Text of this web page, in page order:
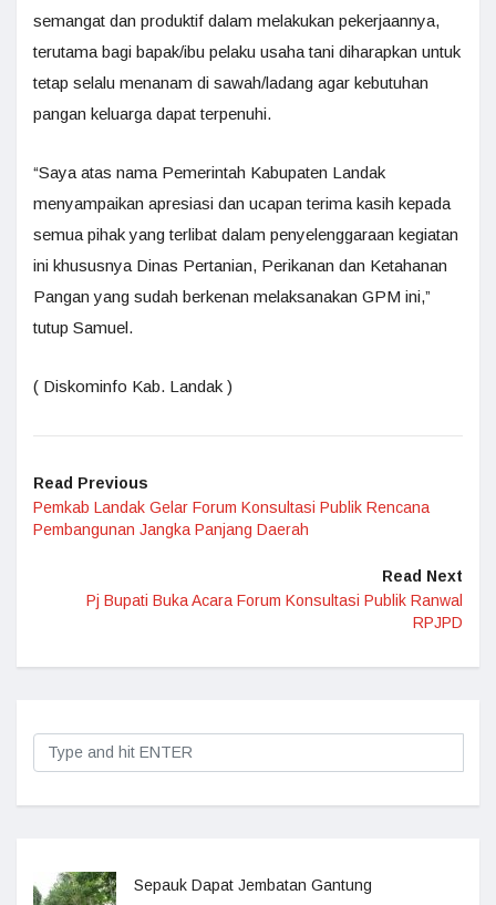
semangat dan produktif dalam melakukan pekerjaannya,
terutama bagi bapak/ibu pelaku usaha tani diharapkan untuk
tetap selalu menanam di sawah/ladang agar kebutuhan
pangan keluarga dapat terpenuhi.
“Saya atas nama Pemerintah Kabupaten Landak
menyampaikan apresiasi dan ucapan terima kasih kepada
semua pihak yang terlibat dalam penyelenggaraan kegiatan
ini khususnya Dinas Pertanian, Perikanan dan Ketahanan
Pangan yang sudah berkenan melaksanakan GPM ini,”
tutup Samuel.
( Diskominfo Kab. Landak )
Read Previous
Pemkab Landak Gelar Forum Konsultasi Publik Rencana
Pembangunan Jangka Panjang Daerah
Read Next
Pj Bupati Buka Acara Forum Konsultasi Publik Ranwal
RPJPD
Sepauk Dapat Jembatan Gantung